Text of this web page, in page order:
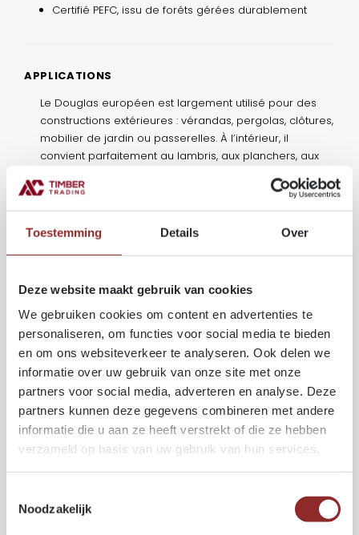
Toestemming Details Over
Deze website maakt gebruik van cookies
We gebruiken cookies om content en advertenties te
personaliseren, om functies voor social media te bieden
en om ons websiteverkeer te analyseren. Ook delen we
informatie over uw gebruik van onze site met onze
partners voor social media, adverteren en analyse. Deze
partners kunnen deze gegevens combineren met andere
informatie die u aan ze heeft verstrekt of die ze hebben
verzameld op basis van uw gebruik van hun services.
Noodzakelijk
Certifié PEFC, issu de forêts gérées durablement
APPLICATIONS
Le Douglas européen est largement utilisé pour des
constructions extérieures : vérandas, pergolas, clôtures,
mobilier de jardin ou passerelles. À l’intérieur, il
convient parfaitement au lambris, aux planchers, aux
SPÉCIFICATIONS TECHNIQUES
Classe de résistance:C18 – C24
Densité moyenne:550 kg/m³
Résistance au cisaillement: 9,5 N/mm²
Résistance en flexion: 89 N/mm²
Module d’élasticité:13.500 N/mm²
Retrait tangentiel:7,90%
Retrait radial:3,10%
Imprégnabilité:Aubier moyennement à faiblement
imprégnable – duramen non imprégnable
TF_ACTT_Europese-Douglas_NL.pdf